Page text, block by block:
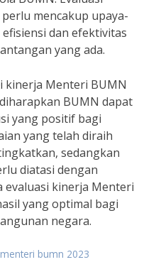
mencakup upaya-
dan efektivitas
yang ada.
kinerja Menteri BUMN
BUMN dapat
yang positif bagi
yang telah diraih
sedangkan
diatasi dengan
evaluasi kinerja Menteri
yang optimal bagi
negara.
menteri bumn 2023